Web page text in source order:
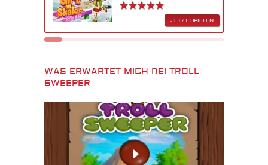
JETZT SPIELEN
WAS ERWARTET MICH BEI TROLL
SWEEPER